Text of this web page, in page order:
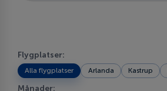
Flygplatser:
Alla flygplatser Arlanda Kastrup
Månader: